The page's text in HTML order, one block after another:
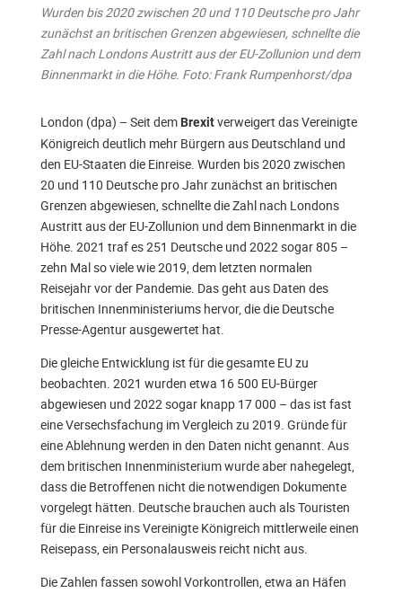
Wurden bis 2020 zwischen 20 und 110 Deutsche pro Jahr
zunächst an britischen Grenzen abgewiesen, schnellte die
Zahl nach Londons Austritt aus der EU-Zollunion und dem
Binnenmarkt in die Höhe. Foto: Frank Rumpenhorst/dpa
London (dpa) – Seit dem Brexitverweigert das Vereinigte
Königreich deutlich mehr Bürgern aus Deutschland und
den EU-Staaten die Einreise. Wurden bis 2020 zwischen
20 und 110 Deutsche pro Jahr zunächst an britischen
Grenzen abgewiesen, schnellte die Zahl nach Londons
Austritt aus der EU-Zollunion und dem Binnenmarkt in die
Höhe. 2021 traf es 251 Deutsche und 2022 sogar 805 –
zehn Mal so viele wie 2019, dem letzten normalen
Reisejahr vor der Pandemie. Das geht aus Daten des
britischen Innenministeriums hervor, die die Deutsche
Presse-Agentur ausgewertet hat.
Die gleiche Entwicklung ist für die gesamte EU zu
beobachten. 2021 wurden etwa 16 500 EU-Bürger
abgewiesen und 2022 sogar knapp 17 000 – das ist fast
eine Versechsfachung im Vergleich zu 2019. Gründe für
eine Ablehnung werden in den Daten nicht genannt. Aus
dem britischen Innenministerium wurde aber nahegelegt,
dass die Betroffenen nicht die notwendigen Dokumente
vorgelegt hätten. Deutsche brauchen auch als Touristen
für die Einreise ins Vereinigte Königreich mittlerweile einen
Reisepass, ein Personalausweis reicht nicht aus.
Die Zahlen fassen sowohl Vorkontrollen, etwa an Häfen